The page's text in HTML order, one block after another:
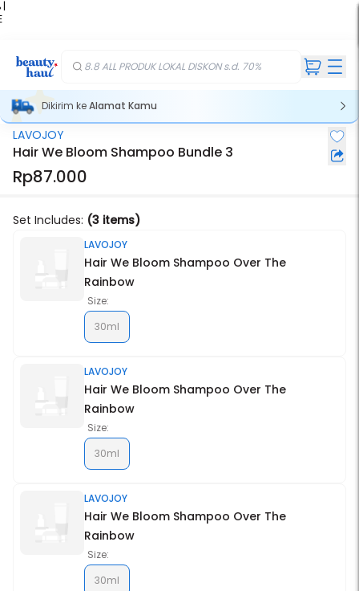
|
8.8 ALL PRODUK LOKAL DISKON s.d. 70%
Dikirim keAlamat Kamu
Stok Habis
LAVOJOY
Hair We Bloom Shampoo Bundle 3
Rp87.000
Set Includes: (3 items)
LAVOJOY
Hair We Bloom Shampoo Over The
Rainbow
Size:
30ml
LAVOJOY
Hair We Bloom Shampoo Over The
Rainbow
Size:
30ml
LAVOJOY
Hair We Bloom Shampoo Over The
Rainbow
Size:
30ml